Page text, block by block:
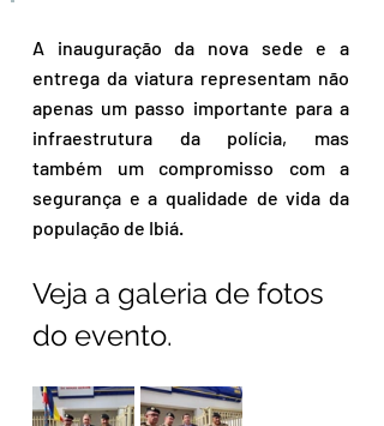
A inauguração da nova sede e a
entrega da viatura representam não
apenas um passo importante para a
infraestrutura da polícia, mas
também um compromisso com a
segurança e a qualidade de vida da
população de Ibiá.
Veja a galeria de fotos
do evento.